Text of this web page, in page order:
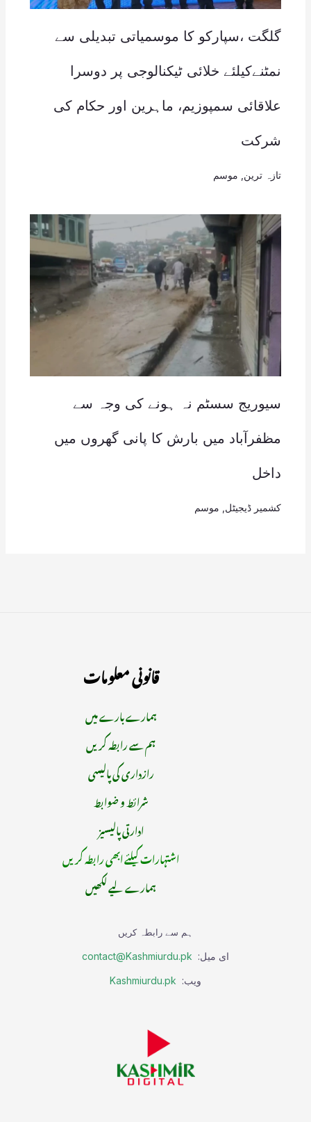
گلگت ،سپارکو کا موسمیاتی تبدیلی سے
نمٹنےکیلئے خلائی ٹیکنالوجی پر دوسرا
علاقائی سمپوزیم، ماہرین اور حکام کی
شرکت
تازہ ترین موسم
سیوریج سسٹم نہ ہونے کی وجہ سے
مظفرآباد میں بارش کا پانی گھروں میں
داخل
کشمیر ڈیجیٹل موسم
قانونی معلومات
ہمارے بارے میں
ہم سے رابطہ کریں
رازداری کی پالیسی
شرائط و ضوابط
ادارتی پالیسیز
اشتہارات کیلئے ابھی رابطہ کریں
ہمارے لیے لکھیں
ہم سے رابطہ کریں
ای میل: contact@Kashmiurdu.pk
ویب: Kashmiurdu.pk